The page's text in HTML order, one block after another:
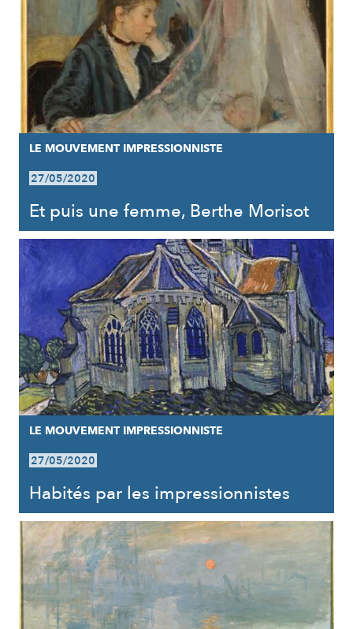
LE MOUVEMENT IMPRESSIONNISTE
27/05/2020
Et puis une femme, Berthe Morisot
LE MOUVEMENT IMPRESSIONNISTE
27/05/2020
Habités par les impressionnistes